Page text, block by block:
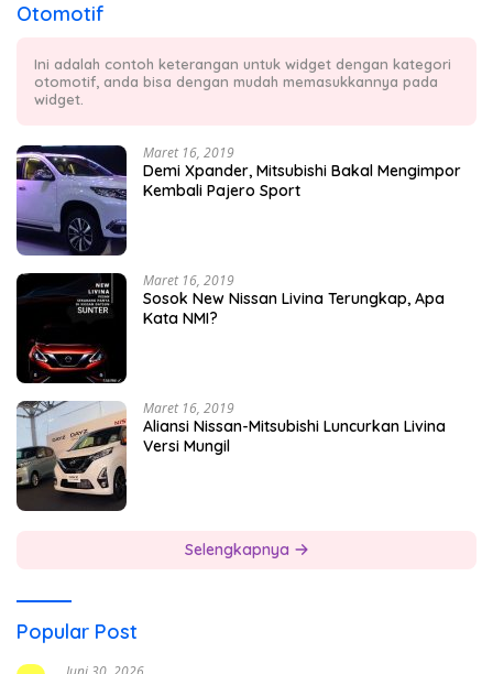
Otomotif
Ini adalah contoh keterangan untuk widget dengan kategori
otomotif, anda bisa dengan mudah memasukkannya pada
widget.
Maret 16, 2019
Demi Xpander, Mitsubishi Bakal Mengimpor
Kembali Pajero Sport
Maret 16, 2019
Sosok New Nissan Livina Terungkap, Apa
Kata NMI?
Maret 16, 2019
Aliansi Nissan-Mitsubishi Luncurkan Livina
Versi Mungil
Selengkapnya
Popular Post